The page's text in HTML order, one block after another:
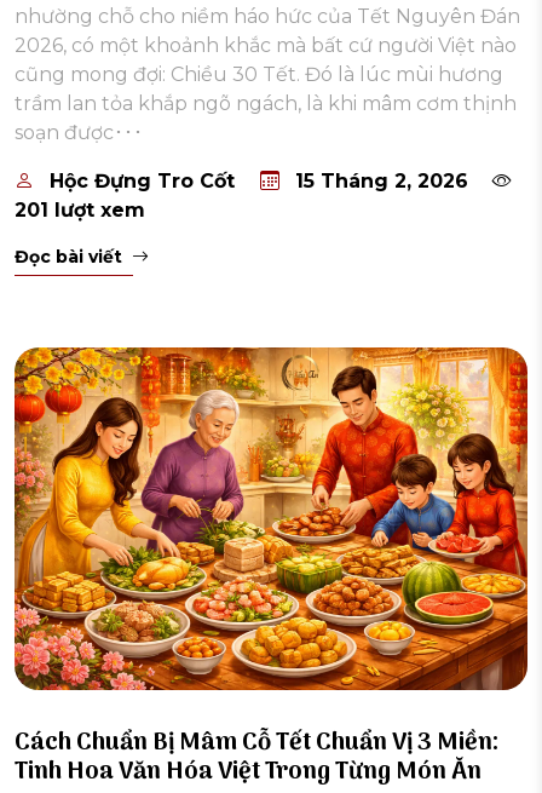
nhường chỗ cho niềm háo hức của Tết Nguyên Đán
2026, có một khoảnh khắc mà bất cứ người Việt nào
cũng mong đợi: Chiều 30 Tết. Đó là lúc mùi hương
trầm lan tỏa khắp ngõ ngách, là khi mâm cơm thịnh
soạn được･･･
Hộc Đựng Tro Cốt
15 Tháng 2, 2026
201 lượt xem
Đọc bài viết
Cách Chuẩn Bị Mâm Cỗ Tết Chuẩn Vị 3 Miền:
Tinh Hoa Văn Hóa Việt Trong Từng Món Ăn